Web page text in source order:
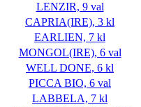
LENZIR, 9 val
CAPRIA(IRE), 3 kl
EARLIEN, 7 kl
MONGOL(IRE), 6 val
WELL DONE, 6 kl
PICCA BIO, 6 val
LABBELA, 7 kl